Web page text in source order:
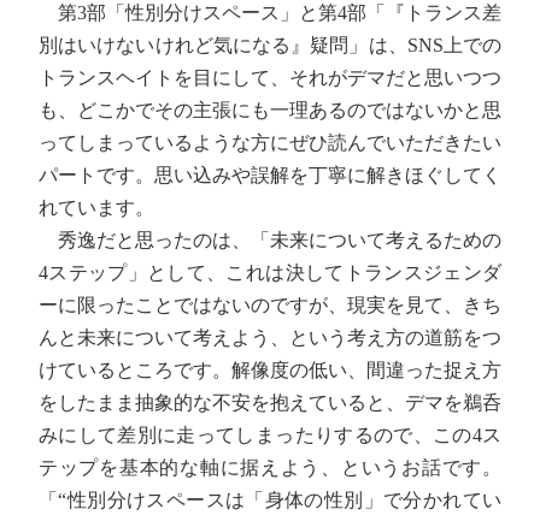
第3部「性別分けスペース」と第4部「『トランス差
別はいけないけれど気になる』疑問」は、SNS上での
トランスヘイトを目にして、それがデマだと思いつつ
も、どこかでその主張にも一理あるのではないかと思
ってしまっているような方にぜひ読んでいただきたい
パートです。思い込みや誤解を丁寧に解きほぐしてく
れています。
秀逸だと思ったのは、「未来について考えるための
4ステップ」として、これは決してトランスジェンダ
ーに限ったことではないのですが、現実を見て、きち
んと未来について考えよう、という考え方の道筋をつ
けているところです。解像度の低い、間違った捉え方
をしたまま抽象的な不安を抱えていると、デマを鵜呑
みにして差別に走ってしまったりするので、この4ス
テップを基本的な軸に据えよう、というお話です。
「“性別分けスペースは「身体の性別」で分かれてい